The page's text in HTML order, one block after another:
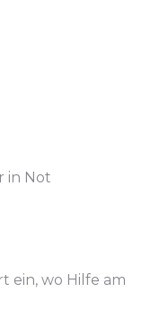
in Not
ein, wo Hilfe am